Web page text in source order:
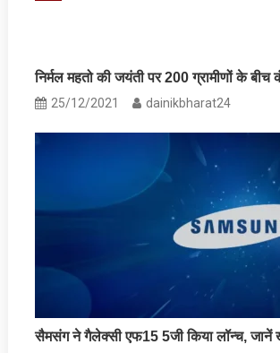
निर्मल महतो की जयंती पर 200 ग्रामीणों के
25/12/2021 dainikbharat24
सैमसंग ने गैलेक्सी एफ15 5जी किया लॉन्च, जानें